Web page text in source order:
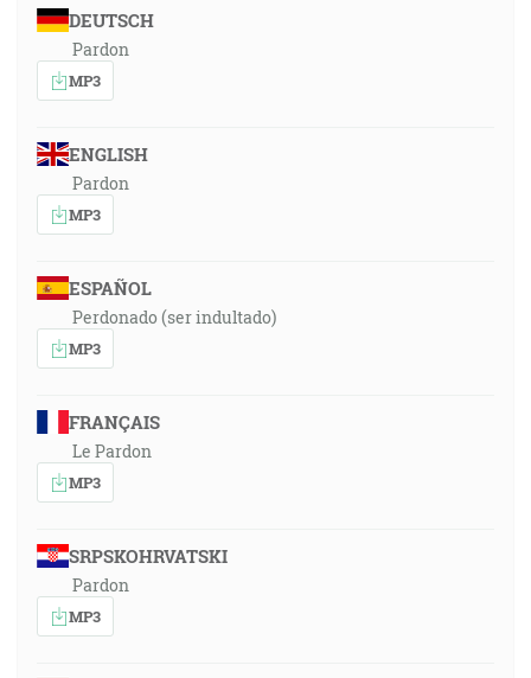
DEUTSCH
Pardon
MP3
ENGLISH
Pardon
MP3
ESPAÑOL
Perdonado (ser indultado)
MP3
FRANÇAIS
Le Pardon
MP3
SRPSKOHRVATSKI
Pardon
MP3